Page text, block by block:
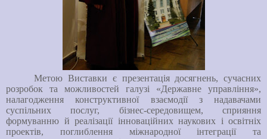
Метою Виставки є презентація досягнень, сучасних
розробок та можливостей галузі «Державне управління»,
налагодження конструктивної взаємодії з надавачами
суспільних послуг, бізнес-середовищем, сприяння
формуванню й реалізації інноваційних наукових і освітніх
проектів, поглиблення міжнародної інтеграції та